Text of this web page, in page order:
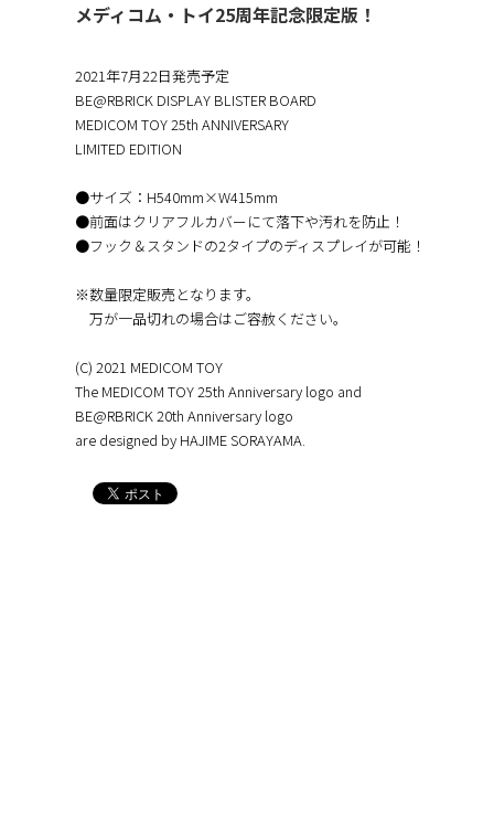
メディコム・トイ25周年記念限定版！
2021年7月22日発売予定
BE@RBRICK DISPLAY BLISTER BOARD
MEDICOM TOY 25th ANNIVERSARY
LIMITED EDITION
●サイズ：H540mm×W415mm
●前面はクリアフルカバーにて落下や汚れを防止！
●フック＆スタンドの2タイプのディスプレイが可能！
※数量限定販売となります。
万が一品切れの場合はご容赦ください。
(C) 2021 MEDICOM TOY
The MEDICOM TOY 25th Anniversary logo and
BE@RBRICK 20th Anniversary logo
are designed by HAJIME SORAYAMA.